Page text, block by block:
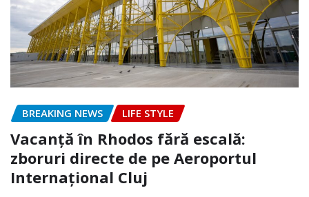
BREAKING NEWS LIFE STYLE
Vacanță în Rhodos fără escală:
zboruri directe de pe Aeroportul
Internațional Cluj